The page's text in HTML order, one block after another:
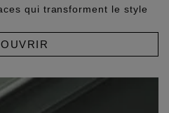
qui transforment le style